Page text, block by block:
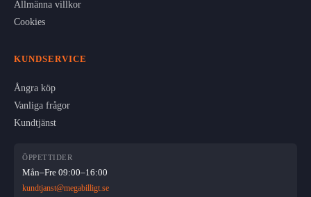
Allmänna villkor
Cookies
KUNDSERVICE
Ångra köp
Vanliga frågor
Kundtjänst
ÖPPETTIDER
Mån–Fre 09:00–16:00
kundtjanst@megabilligt.se